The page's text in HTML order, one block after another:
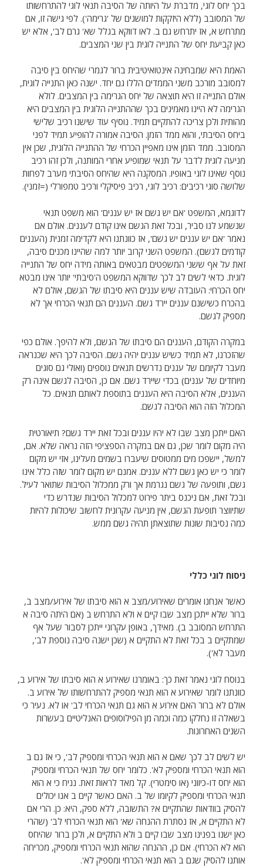
בכך יחס לוגי, מדברת על היותה של הסיבה תנאי לוגי להתרחשותו
של המסובב (ללא היזקקות למושגים של 'גרימה'). לפי גישה זו, אם
מתרחש א, אז יתרחש גם ב. לאו דווקא בגלל שא' גרם לב', אלא יש
כאן קביעת יחס של התנייה לוגית בין שני המצבים.
האמת היא שמבחינה אינטואיטיבית ברור לגמרי שהיחס בין סיבה
למסובב מורכב משני הממדים הללו גם יחד. ישנה כאן התנייה לוגית,
אולם התנייה זו היא תוצאה של יחס הגרימה בין המצבים. לולא
הגרימה לא היינו מאמינים בכך שההתנייה הלוגית בין המצבים היא
מהותית ולכן צריכה להתקיים תמיד. נוסיף עוד שישנו רכיב שלישי
ביחס הסיבתי, והוא ממד הזמן. הסיבה אמורה להופיע תמיד לפני
המסובב. ממד הזמן אינו מאפיין הכרחי של ההתנייה הלוגית, שכן אין
מניעה לוגית לדבר על תנאי שמופיע אחרי המותנה, ולכן זהו רכיב
נוסף שאינו לוגי באופיו. המסקנה היא שהיחס הסיבתי מערב לפחות
שלושה סוגי רכיבים: רכיב לוגי, רכיב פיסיקלי ורכיב טמפורלי (=זמני).
לדוגמא, המשפט 'אם יש גשם אז יש עננים' הוא משפט תנאי
שנשמע לנו סביר, ובכל זאת הגשם אינו קודם לעננים. אולם אם
נאמר 'אם יש עננים יש גשם', אז כוונתנו היא לקדימה זמנית (העננים
קודמים לגשם). המשפט השני קרוב יותר למה שהיינו מכנים סיבה,
זאת על אף ששני המשפטים מבטאים באותה מידה יחס של התנייה
לוגית. כדאי לשים לב לכך שדווקא המשפט ה'סיבתי' יותר אינו מבטא
יחס הכרחי: העובדה שיש עננים היא סיבתו של הגשם, אולם לא
בהכרח כשישנם עננים יירד גשם. העננים הם תנאי הכרחי אך לא
מספיק לגשם.
במקרה הקודם, העננים הם סיבתו של הגשם, ולא להיפך. אולם כפי
שהזכרנו, לא תמיד כשיש עננים יהיה גשם. הסיבה לכך היא שכנראה
מעבר לקיומם של עננים נדרשים תנאים נוספים (ואולי גם סוגים
מיוחדים של עננים) בכדי שיירד גשם. אם כן, הסיבה לגשם אינה רק
העננים, אלא הסיבה היא העננים בתוספת לאותם תנאים. כל
המכלול הזה הוא הסיבה לגשם.
האם ייתכן מצב שבו לא יהיו עננים ובכל זאת יירד גשם? תיאורטית
היה מקום לומר שכן, גם אם במקרה הספציפי הזה נראה שלא. אם,
למשל, יישפכו מים ממטוסים שיעברו בשמים מעלינו, אזי יש מקום
לומר כי יש כאן גשם ללא עננים. אמנם יש מקום לומר שזה כלל אינו
גשם, ותופעה של גשם נגרמת אך ורק ממכלול הסיבות שתואר לעיל.
ובכל זאת, אם ניכנס ביתר פירוט למכלול הסיבות שנדרש כדי
שתיווצר תופעת הגשם, אין מניעה עקרונית לחשוב שיכולות להיות
כמה נסיבות שונות שתוצאתן תהיה גשם ממש.
ניסוח לוגי כללי
כאשר אנחנו אומרים שאירוע/מצב א הוא סיבתו של אירוע/מצב ב,
ברור שלא ייתכן מצב שבו קיים א ולא התרחש ב (אם היתה סיבה א
התרחש המסובב ב). מאידך, באופן עקרוני ייתכן לסבור שעל אף
שמתקיים ב בכל זאת לא התקיים א (שכן ישנה סיבה נוספת לב',
מעבר לא').
בנוסח לוגי נאמר זאת כך: באומרנו שאירוע א הוא סיבתו של אירוע ב,
כוונתנו לומר שאירוע א הוא תנאי מספיק להתרחשותו של אירוע ב.
אולם לא ברור האם אירוע א הוא גם תנאי הכרחי לב' או לא. נעיר כי
בשאלה זו נחלקו כמה וכמה מן הפילוסופים האנליטיים בעשרות
השנים האחרונות.
יש לשים לב לכך שאם א הוא תנאי הכרחי ומספיק לב', כי אז גם ב
הוא תנאי הכרחי ומספיק לא'. כלומר יחס של תנאי הכרחי ומספיק
הוא יחס דו-כיווני (או סימטרי). קל מאד לראות זאת. נניח כי א הוא
תנאי הכרחי ומספיק לקיומו של ב. האם כאשר קיים ב אנו יכולים
להסיק בוודאות שהתקיים א? התשובה, ללא ספק, היא: כן. הרי אם
לא התקיים א, אז נסתרת ההנחה שא' הוא תנאי הכרחי לב' (שהרי
כאן ישנו בפנינו מצב שבו קיים ב ולא התקיים א, ולכן ברור שהיחס
הוא לא הכרחי). אם כן, ההנחה שהוא תנאי הכרחי ומספיק, מכריחה
אותנו להסיק שגם ב הוא תנאי הכרחי ומספיק לא'.